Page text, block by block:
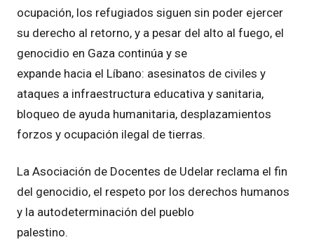
ocupación, los refugiados siguen sin poder ejercer
su derecho al retorno, y a pesar del alto al fuego, el
genocidio en Gaza continúa y se
expande hacia el Líbano: asesinatos de civiles y
ataques a infraestructura educativa y sanitaria,
bloqueo de ayuda humanitaria, desplazamientos
forzos y ocupación ilegal de tierras.
La Asociación de Docentes de Udelar reclama el fin
del genocidio, el respeto por los derechos humanos
y la autodeterminación del pueblo
palestino.